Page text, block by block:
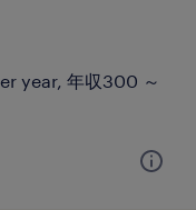
year, 年収300 ～